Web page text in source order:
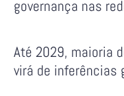
governança nas
Até 2029, maioria
virá de inferências